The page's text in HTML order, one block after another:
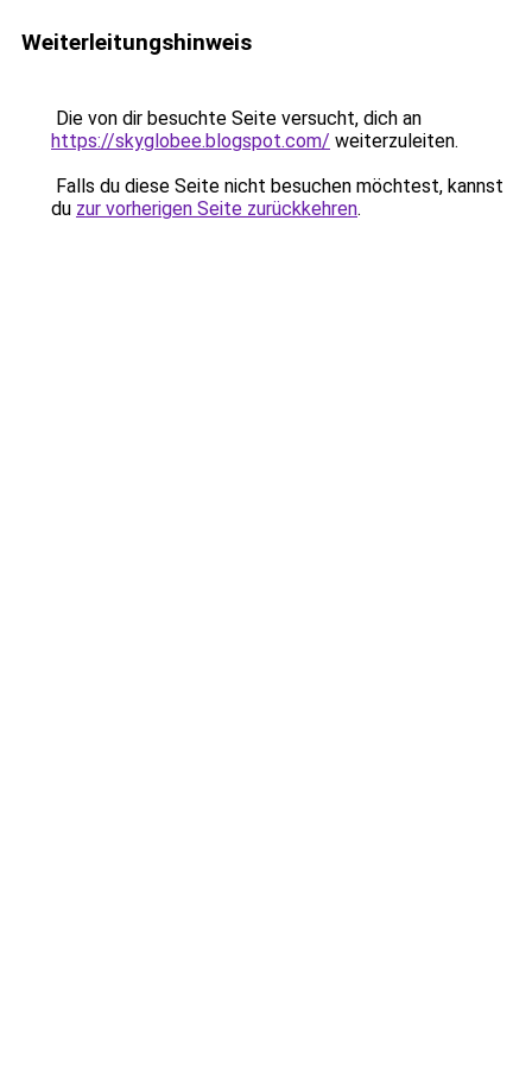
Weiterleitungshinweis
Die von dir besuchte Seite versucht, dich an
https://skyglobee.blogspot.com/ weiterzuleiten.
Falls du diese Seite nicht besuchen möchtest, kannst
du zur vorherigen Seite zurückkehren.